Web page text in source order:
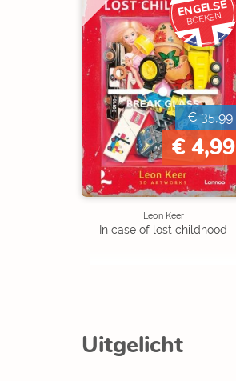
ENGELSE
BOEKEN
€ 35,99
€ 4,99
Leon Keer
In case of lost childhood
Uitgelicht